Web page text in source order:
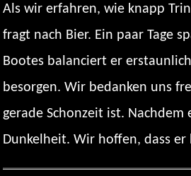
Als wir erfahren, wie knapp
fragt nach Bier. Ein paar Tage
Bootes balanciert er
besorgen. Wir bedanken uns
gerade Schonzeit ist.
Dunkelheit. Wir hoffen, dass er